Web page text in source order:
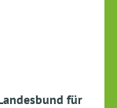
für